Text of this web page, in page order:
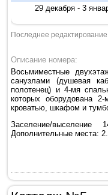
29 декабря - 3
Последнее
Описание номера:
Восьмиместные
санузлами (душевая
полотенец) и 4-мя
которых оборудована
кроватью, шкафом и
Заселение/
Дополнительные места: 2.